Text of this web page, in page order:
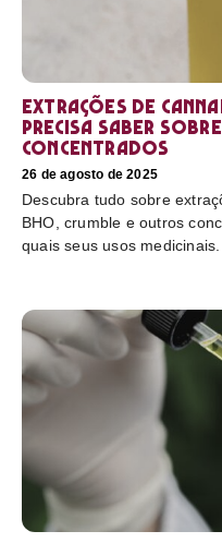
Extrações de
precisa saber
concentrados
26 de agosto de 2025
Descubra tudo sobre
BHO, crumble e outros
quais seus usos medicinais.